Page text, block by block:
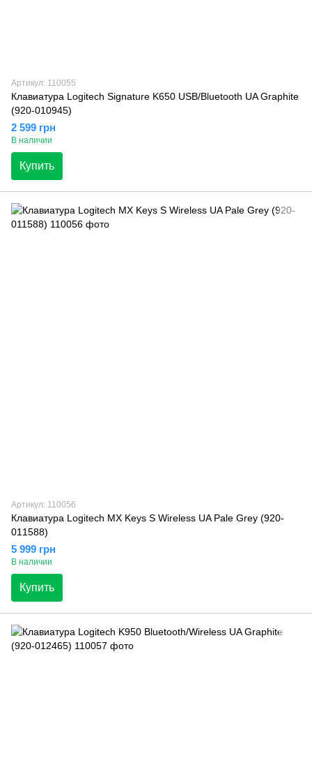
Артикул: 110055
Клавиатура Logitech Signature K650 USB/Bluetooth UA Graphite
(920-010945)
2 599 грн
В наличии
Купить
Артикул: 110056
Клавиатура Logitech MX Keys S Wireless UA Pale Grey (920-
011588)
5 999 грн
В наличии
Купить